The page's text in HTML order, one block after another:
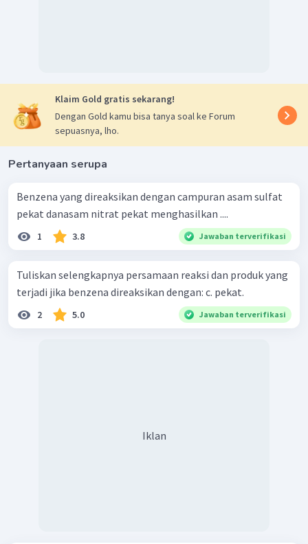
Klaim Gold gratis sekarang!
Dengan Gold kamu bisa tanya soal ke Forum
sepuasnya, lho.
Pertanyaan serupa
Benzena yang direaksikan dengan campuran asam sulfat
pekat danasam nitrat pekat menghasilkan ....
1 3.8 Jawaban terverifikasi
Tuliskan selengkapnya persamaan reaksi dan produk yang
terjadi jika benzena direaksikan dengan: c. pekat.
2 5.0 Jawaban terverifikasi
Iklan